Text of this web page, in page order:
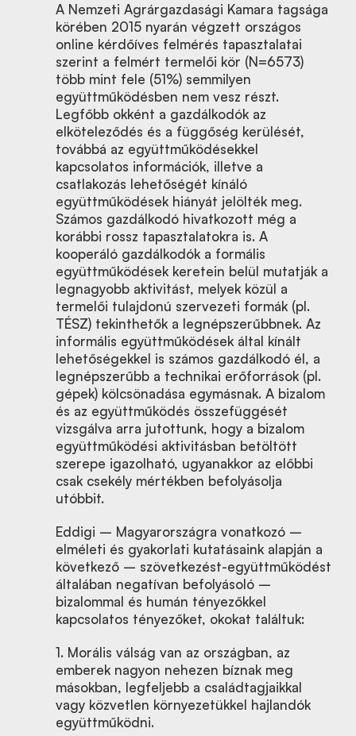
A Nemzeti Agrárgazdasági Kamara tagsága
körében 2015 nyarán végzett országos
online kérdőíves felmérés tapasztalatai
szerint a felmért termelői kör (N=6573)
több mint fele (51%) semmilyen
együttműködésben nem vesz részt.
Legfőbb okként a gazdálkodók az
elköteleződés és a függőség kerülését,
továbbá az együttműködésekkel
kapcsolatos információk, illetve a
csatlakozás lehetőségét kínáló
együttműködések hiányát jelölték meg.
Számos gazdálkodó hivatkozott még a
korábbi rossz tapasztalatokra is. A
kooperáló gazdálkodók a formális
együttműködések keretein belül mutatják a
legnagyobb aktivitást, melyek közül a
termelői tulajdonú szervezeti formák (pl.
TÉSZ) tekinthetők a legnépszerűbbnek. Az
informális együttműködések által kínált
lehetőségekkel is számos gazdálkodó él, a
legnépszerűbb a technikai erőforrások (pl.
gépek) kölcsönadása egymásnak. A bizalom
és az együttműködés összefüggését
vizsgálva arra jutottunk, hogy a bizalom
együttműködési aktivitásban betöltött
szerepe igazolható, ugyanakkor az előbbi
csak csekély mértékben befolyásolja
utóbbit.
Eddigi – Magyarországra vonatkozó –
elméleti és gyakorlati kutatásaink alapján a
következő – szövetkezést-együttműködést
általában negatívan befolyásoló –
bizalommal és humán tényezőkkel
kapcsolatos tényezőket, okokat találtuk:
1. Morális válság van az országban, az
emberek nagyon nehezen bíznak meg
másokban, legfeljebb a családtagjaikkal
vagy közvetlen környezetükkel hajlandók
együttműködni.